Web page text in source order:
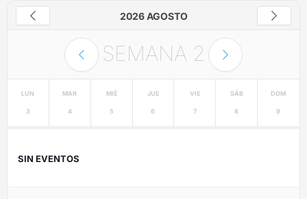
2026 AGOSTO
SEMANA 2
LUN
3
MAR
4
MIÉ
5
JUE
6
VIE
7
SÁB
8
DOM
9
SIN EVENTOS